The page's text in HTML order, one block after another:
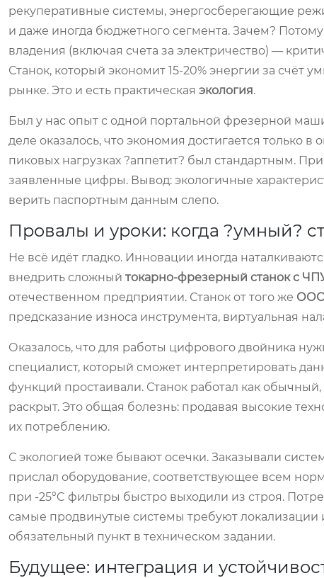
рекуперативные системы, энергосберегающие
и даже иногда бюджетного сегмента. Зачем?
владения (включая счета за электричество) —
Станок, который экономит 15-20% энергии за счёт
рынке. Это и есть практическая экология.
Был у нас опыт с одной портальной фрезерной
деле оказалось, что экономия достигается только
пиковых нагрузках ?аппетит? был стандартным.
заявленные цифры. Вывод: экологичные
верить паспортным данным слепо.
Провалы и уроки: когда ?умный?
Не всё идёт гладко. Инновации иногда
внедрить сложный токарно-фрезерный станок с
отечественном предприятии. Станок от того же ООО
предсказание износа инструмента, виртуальная
Оказалось, что для работы цифрового двойника
специалист, который сможет интерпретировать
функций простаивали. Станок работал как
раскрыт. Это общая болезнь: продавая высокие
их потреблению.
С экологией тоже бывают осечки. Заказывали
прислал оборудование, соответствующее всем
при -25°C фильтры быстро выходили из строя.
самые продвинутые системы требуют локализации
обязательный пункт в техническом задании.
Будущее: интеграция и